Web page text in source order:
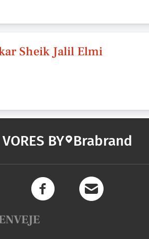
Sheik Jalil Elmi
VORES BY Brabrand